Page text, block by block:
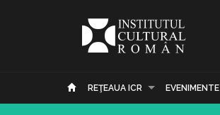
REŢEAUA ICR EVENIMENTE